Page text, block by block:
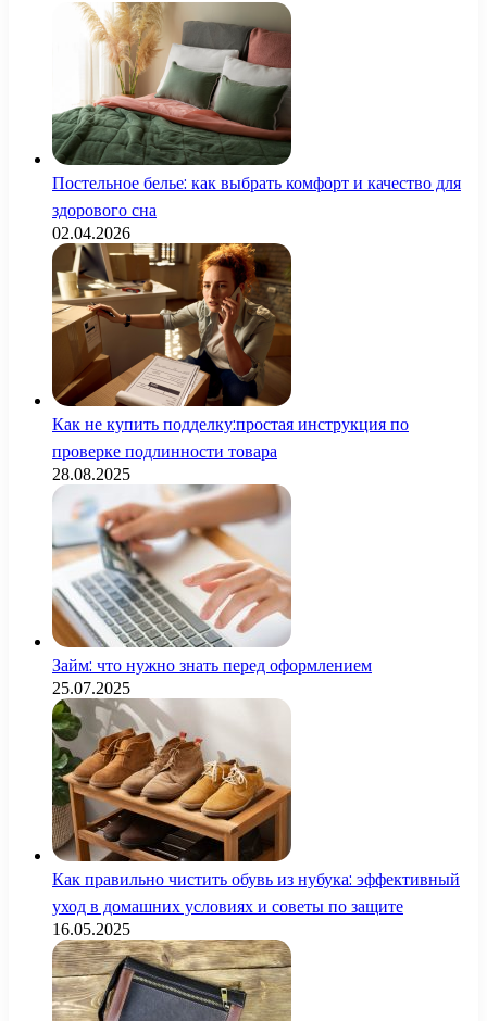
Постельное белье: как выбрать комфорт и качество для
здорового сна
02.04.2026
Как не купить подделку:простая инструкция по
проверке подлинности товара
28.08.2025
Займ: что нужно знать перед оформлением
25.07.2025
Как правильно чистить обувь из нубука: эффективный
уход в домашних условиях и советы по защите
16.05.2025